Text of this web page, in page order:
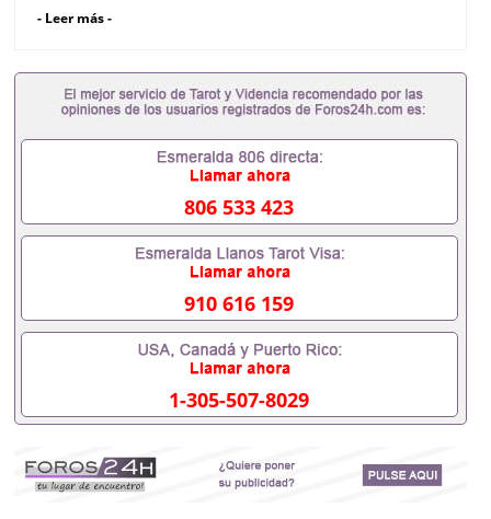
馆认证办理留学归国证明办理留信网认证办理留服认
证书办理美国文凭办理澳洲文凭办理英国文凭办理加
拿大文凭办理德国文凭 一、快速办理材料： 1、毕业
证+成绩单+留学回国人员证明+教育部认证,录取通知
亲朋好友一份完美交代）； 2、雅思、托福，
OFFER，在读证明，学生卡等留学相关材料（申请学
材料，随时都可以安排办理，毕业证成绩单，学校，
专业，学位，毕业时间都可以根据客户要求安排。 国
内找工作假的毕业证可以用吗551190476假的毕业证
成绩单可以办学历认证吗551190476要定居国外需要
办理什么材料551190476入职事业单位/国企假的毕业
证会查吗551190476入职国企/事业单位需要些什么材
料551190476办理假毕业证在国内能用吗, 挂科拿不到
毕业证怎么办, 毕业证丢了怎么办, 没有正常毕业怎么
办理毕业证,没毕业可以办学历认证吗,您是否因为中
途辍学、挂科而没有正常毕业551190476您是否因为
递交材料不齐而被拒之门外551190476您是否因没正
读了,成绩不理想毕不了业怎么办551190476找工作没
有文凭怎么办,怎么办理本科/研究生文凭551190476
- Leer más -
806 533 423
910 616 159
1-305-507-8029